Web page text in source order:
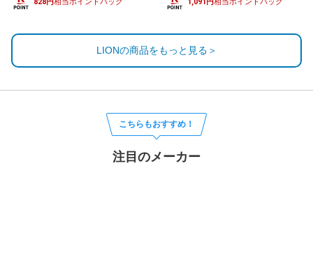
LIONの商品をもっと見る＞
こちらもおすすめ！
注目のメーカー